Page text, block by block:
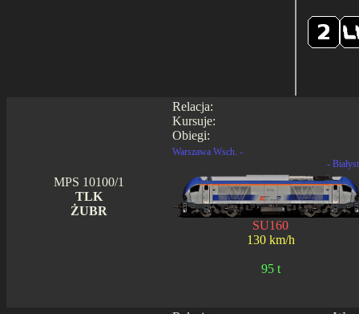
Relacja:
Kursuje:
Obiegi:
MPS 10100/1
TLK
ŻUBR
Warszawa Wsch. -
-
SU160
130 km/h
95 t